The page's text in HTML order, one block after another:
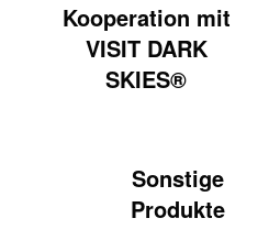
Kooperation mit
VISIT DARK
SKIES®
Sonstige
Produkte